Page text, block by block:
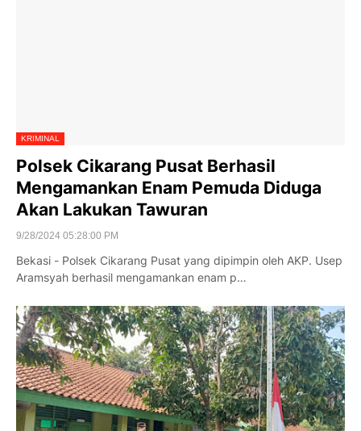
KRIMINAL
Polsek Cikarang Pusat Berhasil
Mengamankan Enam Pemuda Diduga
Akan Lakukan Tawuran
9/28/2024 05:28:00 PM
Bekasi - Polsek Cikarang Pusat yang dipimpin oleh AKP. Usep
Aramsyah berhasil mengamankan enam p…